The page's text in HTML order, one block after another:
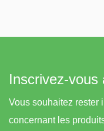
Inscrivez-vous
Vous souhaitez rester
concernant les